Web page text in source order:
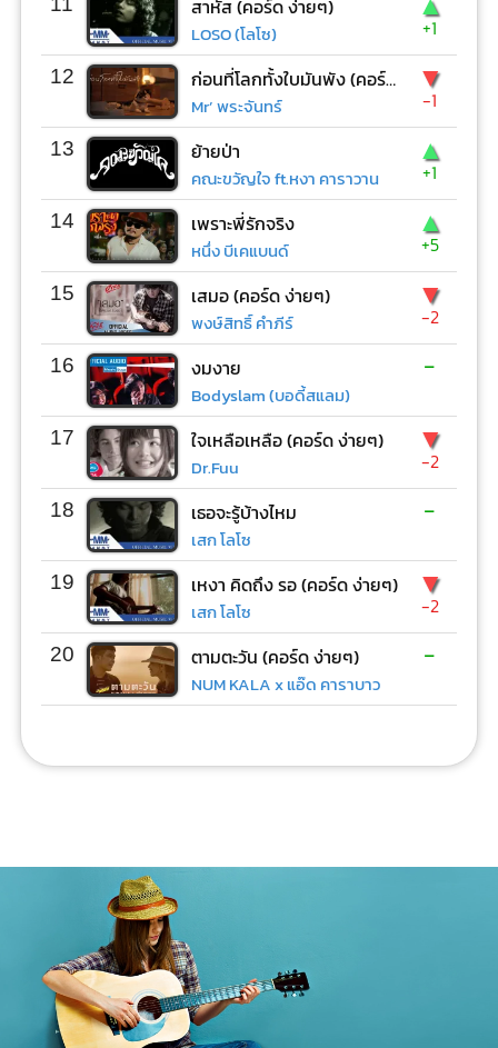
สาหัส (คอร์ด ง่ายๆ)
LOSO (โลโซ) +1
12 ก่อนที่โลกทั้งใบมันพัง (คอร์ด ง่ายๆ)
Mr’ พระจันทร์
▼
-1
13 ย้ายป่า
คณะขวัญใจ ft.หงา คาราวาน
▲
+1
14 เพราะพี่รักจริง
หนึ่ง บีเคแบนด์
▲
+5
15 เสมอ (คอร์ด ง่ายๆ)
พงษ์สิทธิ์ คำภีร์
▼
-2
16 งมงาย
Bodyslam (บอดี้สแลม)
-
17 ใจเหลือเหลือ (คอร์ด ง่ายๆ)
Dr.Fuu
▼
-2
18 เธอจะรู้บ้างไหม
เสก โลโซ
-
19 เหงา คิดถึง รอ (คอร์ด ง่ายๆ)
เสก โลโซ
▼
-2
20 ตามตะวัน (คอร์ด ง่ายๆ)
NUM KALA x แอ๊ด คาราบาว
-